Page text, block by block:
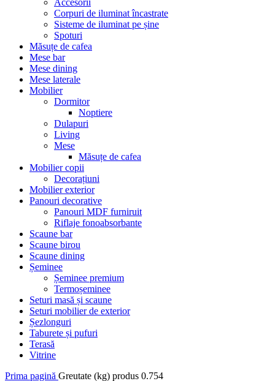
Corpuri de iluminat încastrate
Sisteme de iluminat pe șine
Spoturi
Măsuțe de cafea
Mese bar
Mese dining
Mese laterale
Mobilier
Dormitor
Noptiere
Dulapuri
Living
Mese
Măsuțe de cafea
Mobilier copii
Decorațiuni
Mobilier exterior
Panouri decorative
Panouri MDF furniruit
Riflaje fonoabsorbante
Scaune bar
Scaune birou
Scaune dining
Șeminee
Șeminee premium
Termoșeminee
Seturi masă și scaune
Seturi mobilier de exterior
Șezlonguri
Taburete și pufuri
Terasă
Vitrine
Prima pagină Greutate (kg) produs 0.754